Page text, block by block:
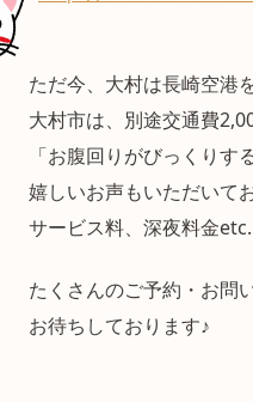
ただ今、大村は長崎空港
大村市は、別途交通費
「お腹回りがびっくりす
嬉しいお声もいただいて
サービス料、深夜料金
たくさんのご予約・お問
お待ちしております♪